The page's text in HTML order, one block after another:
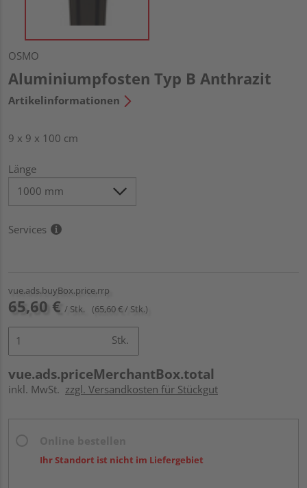
OSMO
Aluminiumpfosten Typ B Anthrazit
Artikelinformationen
9 x 9 x 100 cm
Länge
Services
vue.ads.buyBox.price.rrp
65,60 € / Stk. (65,60 € / Stk.)
Stk.
vue.ads.priceMerchantBox.total
inkl. MwSt. zzgl. Versandkosten für Stückgut
Ihr Standort ist nicht im Liefergebiet